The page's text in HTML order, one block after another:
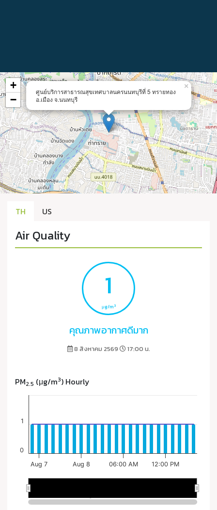
ศูนย์บริการสาธารณสุขเทศบาลนครนนทบุรีที่ 5 ทรายทอง
อ.เมือง จ.นนทบุรี
×
+
−
TH US
Air Quality
1
μg/m3
คุณภาพอากาศดีมาก
8 สิงหาคม 2569 17:00 น.
PM2.5 (μg/m3) Hourly